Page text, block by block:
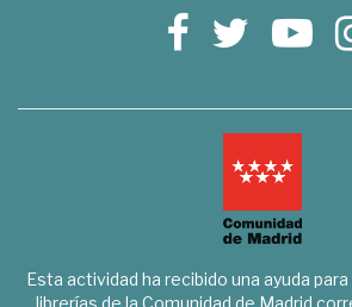
Esta actividad ha recibido una ayuda